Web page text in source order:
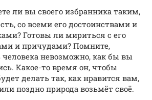
ли вы своего избранника таким,
со всеми его достоинствами и
Готовы ли мириться с его
и причудами? Помните,
невозможно, как бы вы
Какое-то время он, чтобы
делать так, как нравится вам,
поздно природа возьмёт своё.